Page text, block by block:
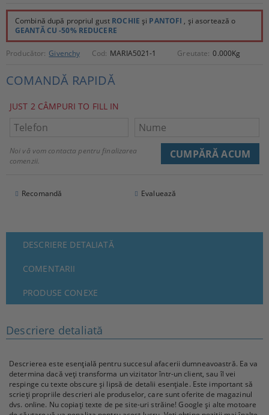
Combină după propriul gust ROCHIE și PANTOFI , și asortează o
GEANTĂ CU -50% REDUCERE
Producător: Givenchy Cod: MARIA5021-1 Greutate: 0.000Kg
COMANDĂ RAPIDĂ
JUST 2 CÂMPURI TO FILL IN
Noi vă vom contacta pentru finalizarea
comenzii.
Recomandă Evaluează
DESCRIERE DETALIATĂ
COMENTARII
PRODUSE CONEXE
Descriere detaliată
Descrierea este esențială pentru succesul afacerii dumneavoastră. Ea va
determina dacă veți transforma un vizitator într-un client, sau îl vei
respinge cu texte obscure și lipsă de detalii esențiale. Este important să
scrieți propriile descrieri ale produselor, care sunt oferite de magazinul
dvs. online. Nu copiați texte de pe site-uri străine! Google și alte motoare